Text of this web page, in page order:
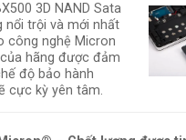
3D NAND Sata
nổi trội và mới nhất
công nghệ Micron
hãng được đảm
độ bảo hành
cực kỳ yên tâm.